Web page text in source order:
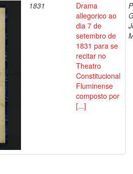
1831
Drama
allegorico ao
dia 7 de
setembro de
1831 para se
recitar no
Theatro
Constitucional
Fluminense
composto por
[...]